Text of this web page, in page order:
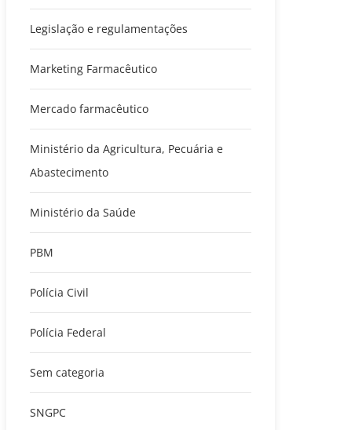
Legislação e regulamentações
Marketing Farmacêutico
Mercado farmacêutico
Ministério da Agricultura, Pecuária e
Abastecimento
Ministério da Saúde
PBM
Polícia Civil
Polícia Federal
Sem categoria
SNGPC